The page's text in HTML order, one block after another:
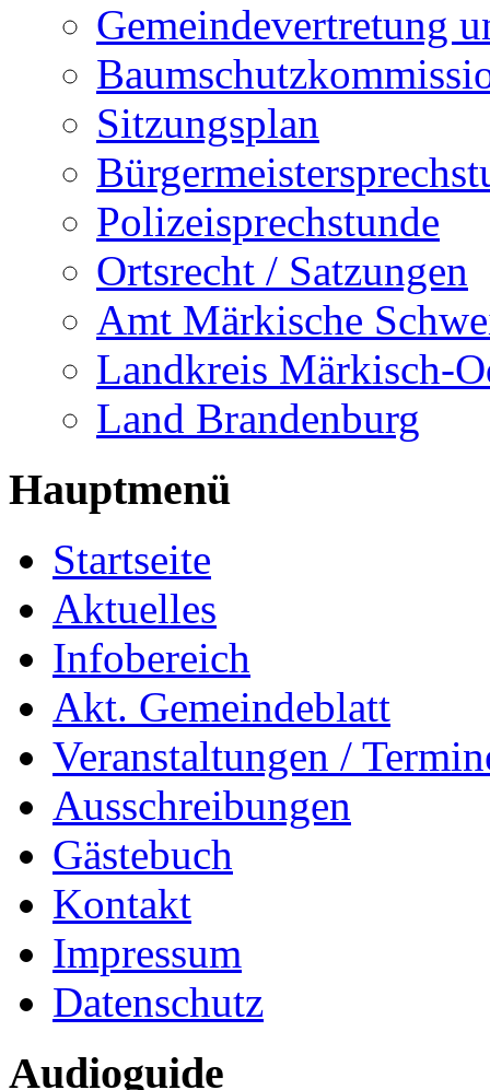
Gemeindevertretung
Sitzungsplan
Polizeisprechstunde
Ortsrecht / Satzungen
Amt Märkische
Landkreis Märkisch-
Land Brandenburg
Hauptmenü
Startseite
Aktuelles
Infobereich
Akt. Gemeindeblatt
Veranstaltungen /
Ausschreibungen
Gästebuch
Kontakt
Impressum
Datenschutz
Audioguide